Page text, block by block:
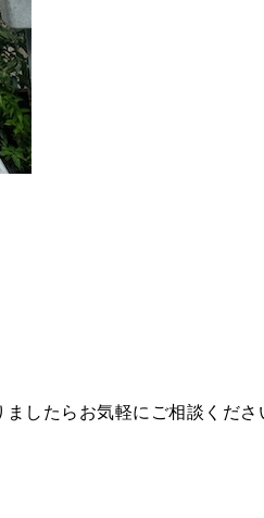
したらお気軽にご相談くださ